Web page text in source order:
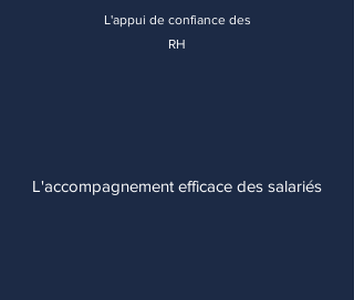
L'appui de confiance des
RH
L'accompagnement efficace des salariés